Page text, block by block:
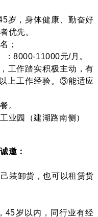
岁，身体健康、勤奋好
优先。
；
：8000-11000元/月。
工作踏实积极主动，有
上工作经验。③能适应
。
业园（建湖路南侧）
邀：
装卸货，也可以租赁货
45岁以内，同行业有经